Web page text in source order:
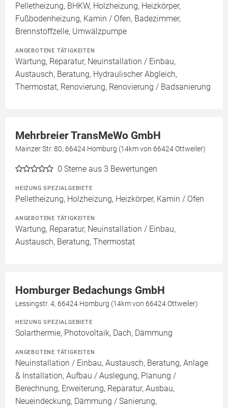
Pelletheizung, BHKW, Holzheizung, Heizkörper,
Fußbodenheizung, Kamin / Ofen, Badezimmer,
Brennstoffzelle, Umwälzpumpe
ANGEBOTENE TÄTIGKEITEN
Wartung, Reparatur, Neuinstallation / Einbau,
Austausch, Beratung, Hydraulischer Abgleich,
Thermostat, Renovierung, Renovierung / Badsanierung
Mehrbreier TransMeWo GmbH
Mainzer Str. 80, 66424 Homburg (14km von 66424 Ottweiler)
0 Sterne aus 3 Bewertungen
HEIZUNG SPEZIALGEBIETE
Pelletheizung, Holzheizung, Heizkörper, Kamin / Ofen
ANGEBOTENE TÄTIGKEITEN
Wartung, Reparatur, Neuinstallation / Einbau,
Austausch, Beratung, Thermostat
Homburger Bedachungs GmbH
Lessingstr. 4, 66424 Homburg (14km von 66424 Ottweiler)
HEIZUNG SPEZIALGEBIETE
Solarthermie, Photovoltaik, Dach, Dämmung
ANGEBOTENE TÄTIGKEITEN
Neuinstallation / Einbau, Austausch, Beratung, Anlage
& Installation, Aufbau / Auslegung, Planung /
Berechnung, Erweiterung, Reparatur, Ausbau,
Neueindeckung, Dämmung / Sanierung,